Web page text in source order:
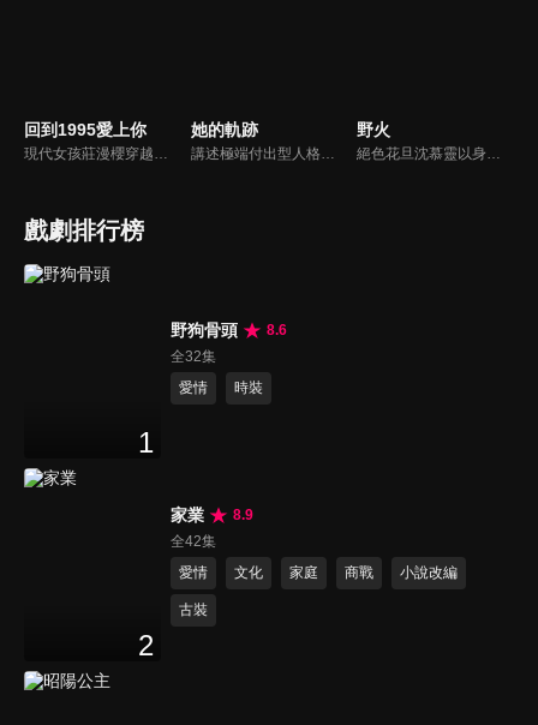
回到1995愛上你
現代女孩莊漫櫻穿越回1995年，為了改變母親的悲慘命運，她利用現代技巧制霸職場，腳踹渣男，卻意外與冷面舅舅產生感情糾葛。
她的軌跡
講述極端付出型人格舒妍放棄家庭失業後，經歷了一系列悲慘的生活變故，清醒後她一步步重拾自我，親手逆轉了自己不幸的命運，並與沈惟舟真心相愛的故事。
野火
絕色花旦沈慕靈以身入局，撕破殺師陰謀，留洋富少關行楷假面藏鋒，暗布奪權棋局。身分界限、世人流言、至親背叛，兩顆傷痕累累的心依然在小心翼翼地靠近。繁華鬧市也硝煙暗湧，三尺戲台可瞥見動盪山河，他們在這亂世之中，也要轟轟烈烈的愛一次。
戲劇排行榜
1
野狗骨頭
8.6
全32集
愛情
時裝
2
家業
8.9
全42集
愛情
文化 家庭 商戰 小說改編
古裝